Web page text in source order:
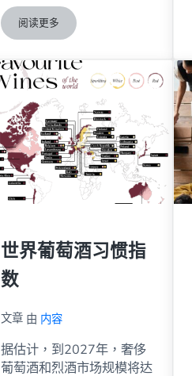
阅读更多仅显示各国国内航班的地图
世界葡萄酒习惯指
数
文章 由 内容
据估计，到2027年，奢侈
葡萄酒和烈酒市场规模将达